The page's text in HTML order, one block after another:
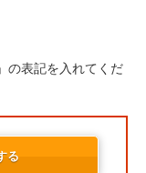
の表記を入れてくだ
る